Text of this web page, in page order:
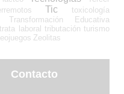
Tic
toxicología
Transformación Educativa
trata laboral tributación turismo
Zeolitas
Contacto